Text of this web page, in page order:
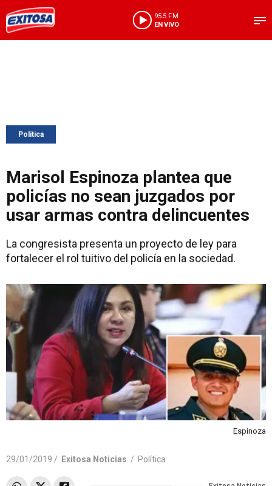
95.5 FM
EN VIVO
Política
Marisol Espinoza plantea que
policías no sean juzgados por
usar armas contra delincuentes
La congresista presenta un proyecto de ley para
fortalecer el rol tuitivo del policía en la sociedad.
Espinoza
29/01/2019 / Exitosa Noticias / Política